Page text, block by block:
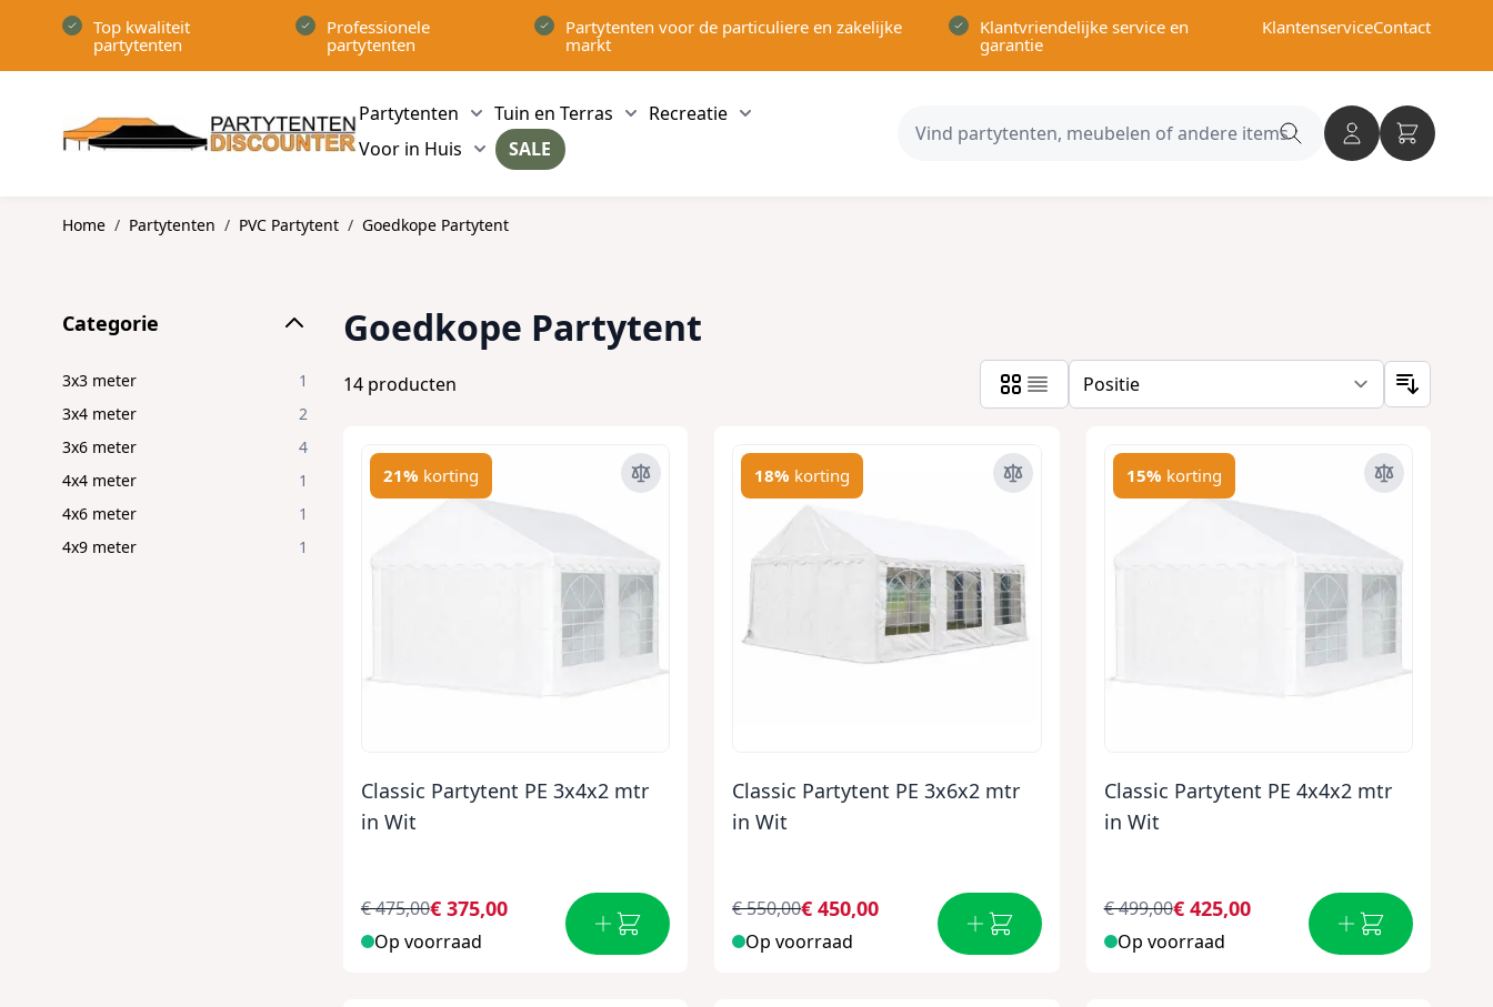
Top kwaliteit
partytenten
Professionele
partytenten
Partytenten voor de particuliere en zakelijke
markt
Klantvriendelijke service en
garantie
KlantenserviceContact
Partytenten
Show submenu for Partytenten category
Tuin en Terras
Show submenu for Tuin en Terras category
Recreatie
Show submenu for Recreatie category
Voor in Huis
Show submenu for Voor in Huis category
SALE
Search
Home / Partytenten / PVC Partytent / Goedkope Partytent
Skip to product list
Categorie
3x3 meter
1
3x4 meter
2
3x6 meter
4
4x4 meter
1
4x6 meter
1
4x9 meter
1
Goedkope Partytent
14producten
21% korting
Classic Partytent PE 3x4x2 mtr
in Wit
€ 375,00
€ 475,00
Op voorraad
18% korting
Classic Partytent PE 3x6x2 mtr
in Wit
€ 450,00
€ 550,00
Op voorraad
15% korting
Classic Partytent PE 4x4x2 mtr
in Wit
€ 425,00
€ 499,00
Op voorraad